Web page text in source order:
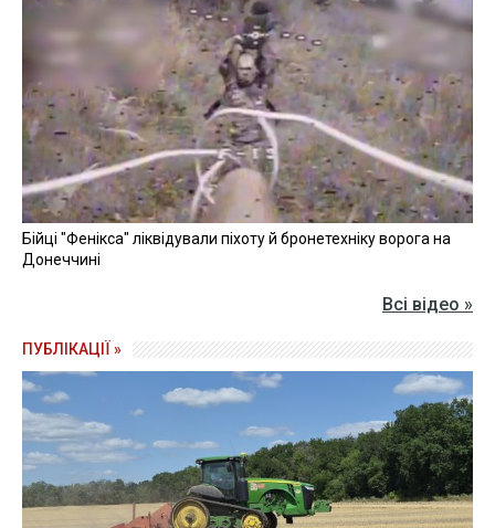
Бійці "Фенікса" ліквідували піхоту й бронетехніку ворога на
Донеччині
Всі відео »
ПУБЛІКАЦІЇ »